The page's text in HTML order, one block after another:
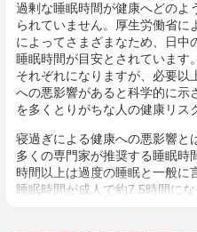
過剰な睡眠時間が健康へどのよ
られていません。厚生労働省に
によってさまざまなため、日中
睡眠時間が目安とされています
それぞれになりますが、必要以
への悪影響があると科学的に示
を多くとりがちな人の健康リス
寝過ぎによる健康への悪影響と
多くの専門家が推奨する睡眠時
時間以上は過度の睡眠と一般に
睡眠時間が成人で約7.5時間に